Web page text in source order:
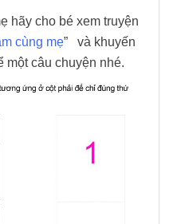
hãy cho bé xem truyện
cùng mẹ” và khuyến
câu chuyện nhé.